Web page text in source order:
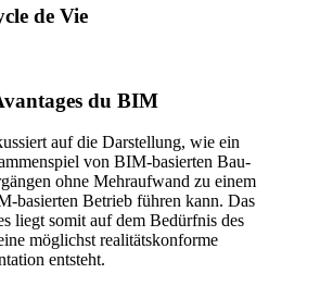
de Vie
du BIM
auf die Darstellung, wie ein
von BIM-basierten Bau-
ohne Mehraufwand zu einem
basierten Betrieb führen kann. Das
liegt somit auf dem Bedürfnis des
möglichst realitätskonforme
entsteht.